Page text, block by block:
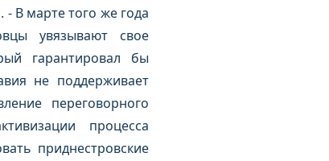
В марте того же года
увязывают свое
гарантировал бы
не поддерживает
переговорного
процесса
приднестровские